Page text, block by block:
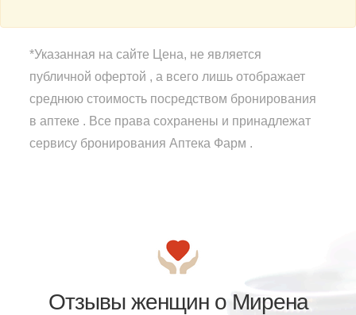
*Указанная на сайте Цена, не является
публичной офертой , а всего лишь отображает
среднюю стоимость посредством бронирования
в аптеке . Все права сохранены и принадлежат
сервису бронирования Аптека Фарм .
Отзывы женщин о Мирена